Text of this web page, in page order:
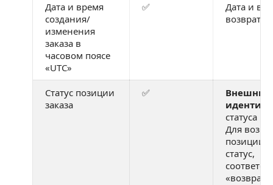
Дата и время
создания/
изменения
заказа в
часовом поясе
«UTC»
✅
Дата и
возврата
Статус позиции
заказа
✅
Внешний
статуса
Для
позиции
статус,